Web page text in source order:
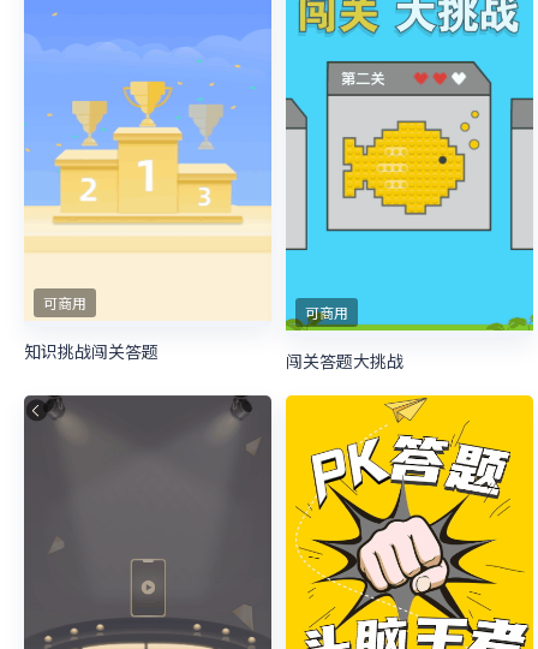
可商用
知识挑战闯关答题
可商用
闯关答题大挑战